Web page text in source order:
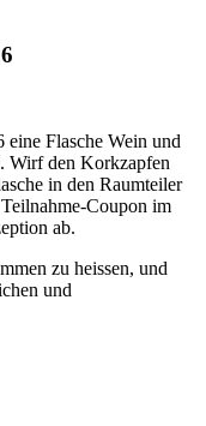
eine Flasche Wein und
Wirf den Korkzapfen
in den Raumteiler
Coupon im
ab.
zu heissen, und
und